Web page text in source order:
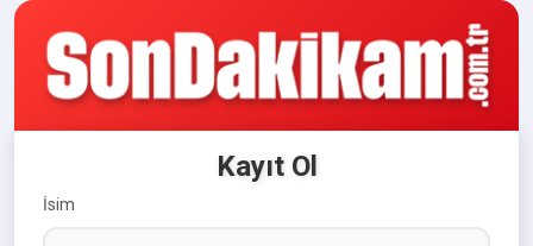
Kayıt Ol
İsim